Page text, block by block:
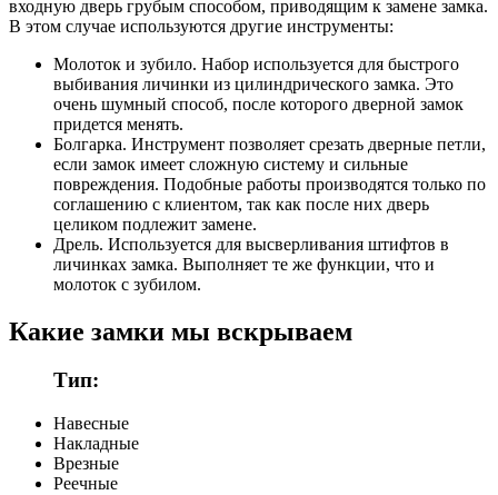
входную дверь грубым способом, приводящим к замене замка.
В этом случае используются другие инструменты:
Молоток и зубило. Набор используется для быстрого
выбивания личинки из цилиндрического замка. Это
очень шумный способ, после которого дверной замок
придется менять.
Болгарка. Инструмент позволяет срезать дверные петли,
если замок имеет сложную систему и сильные
повреждения. Подобные работы производятся только по
соглашению с клиентом, так как после них дверь
целиком подлежит замене.
Дрель. Используется для высверливания штифтов в
личинках замка. Выполняет те же функции, что и
молоток с зубилом.
Какие замки мы вскрываем
Тип:
Навесные
Накладные
Врезные
Реечные